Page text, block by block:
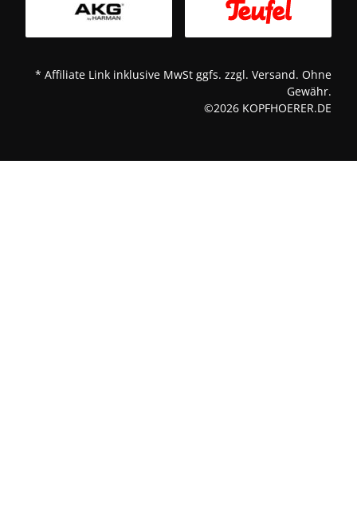
* Affiliate Link inklusive MwSt ggfs. zzgl. Versand. Ohne
Gewähr.
©2026 KOPFHOERER.DE